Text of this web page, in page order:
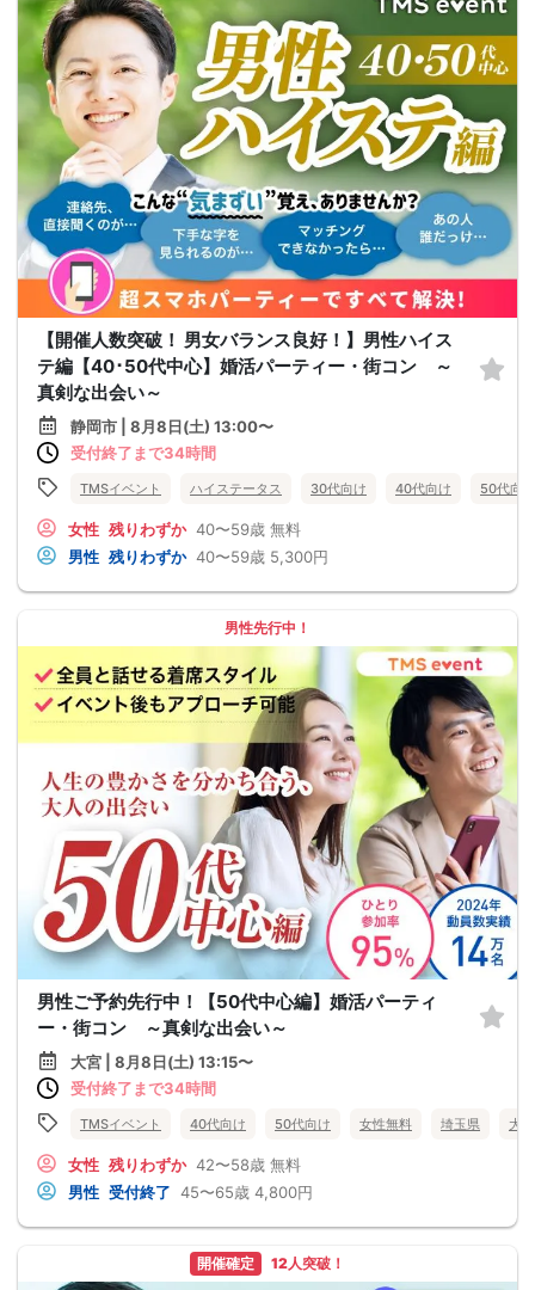
【開催人数突破！ 男女バランス良好！】男性ハイス
テ編【40･50代中心】婚活パーティー・街コン ～
真剣な出会い～
静岡市 | 8月8日(土) 13:00〜
受付終了まで34時間
TMSイベント ハイステータス 30代向け 40代向け 50代向け
女性 残りわずか 40〜59歳 無料
男性 残りわずか 40〜59歳 5,300円
男性先行中！
男性ご予約先行中！【50代中心編】婚活パーティ
ー・街コン ～真剣な出会い～
大宮 | 8月8日(土) 13:15〜
受付終了まで34時間
TMSイベント 40代向け 50代向け 女性無料 埼玉県 大宮
女性 残りわずか 42〜58歳 無料
男性 受付終了 45〜65歳 4,800円
開催確定 12人突破！